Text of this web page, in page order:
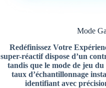
Mode
Redéfinissez Votre
super-réactif dispose d’un
tandis que le mode de jeu
taux d’échantillonnage
identifiant avec